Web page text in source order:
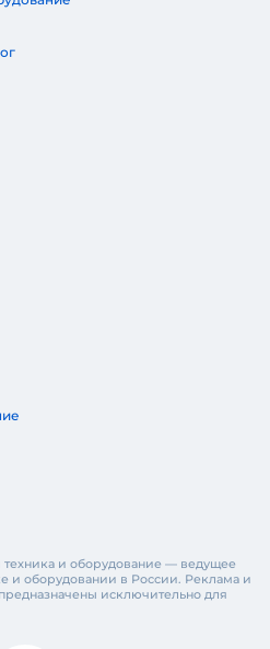
техника и оборудование — ведущее
и оборудовании в России. Реклама и
исключительно для